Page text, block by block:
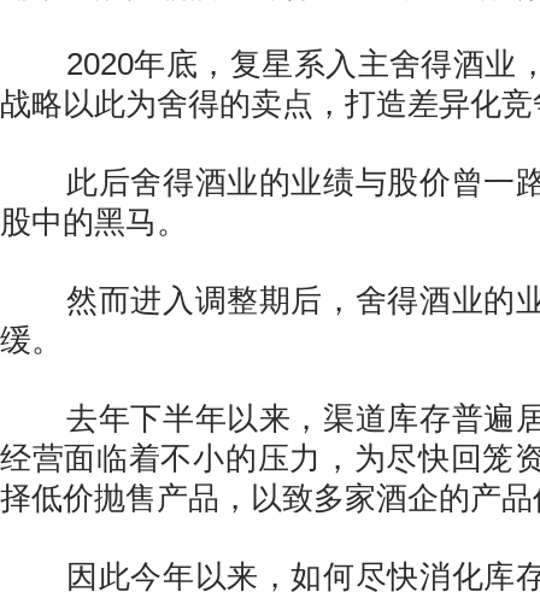
2020年底，复星系入主舍得酒业
战略以此为舍得的卖点，打造差异化
此后舍得酒业的业绩与股价曾一
股中的黑马。
然而进入调整期后，舍得酒业的
缓。
去年下半年以来，渠道库存普遍
经营面临着不小的压力，为尽快回笼
择低价抛售产品，以致多家酒企的产
因此今年以来，如何尽快消化库